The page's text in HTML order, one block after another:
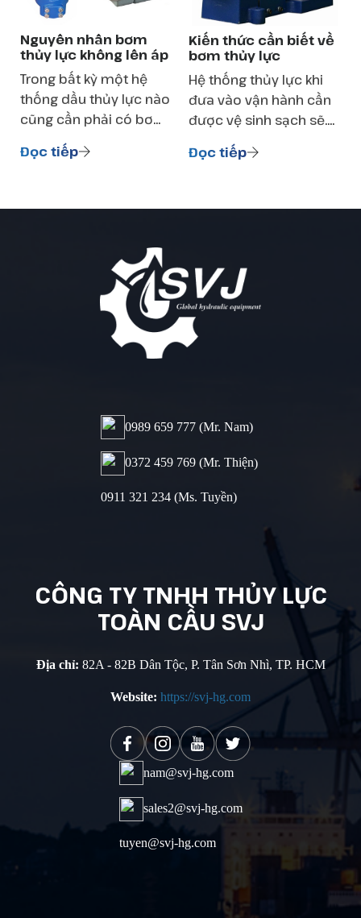
Nguyên nhân bơm
thủy lực không lên áp
Trong bất kỳ một hệ
thống dầu thủy lực nào
cũng cần phải có bơm.
Bơm thủy lực đóng vai
trò trung tâm giống
Đọc tiếp
Kiến thức cần biết về
bơm thủy lực
Hệ thống thủy lực khi
đưa vào vận hành cần
được vệ sinh sạch sẽ.
Những chất bẩn vô tình
rơi vào trong quá trình
Đọc tiếp
0989 659 777​ (Mr. Nam)
0372 459 769 (Mr. Thiện)
0911 321 234 (Ms. Tuyền)
CÔNG TY TNHH THỦY LỰC
TOÀN CẦU SVJ
Địa chỉ: 82A - 82B Dân Tộc, P. Tân Sơn Nhì, TP. HCM
Website: https://svj-hg.com
nam@svj-hg.com
sales2@svj-hg.com
tuyen@svj-hg.com